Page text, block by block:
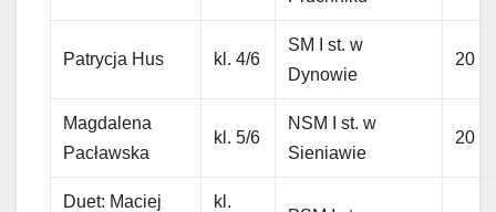
Patrycja Hus kl. 4/6
SM I st. w
Dynowie
20
Magdalena
Pacławska
kl. 5/6
NSM I st. w
Sieniawie
20
Duet: Maciej kl.